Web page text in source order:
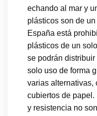
echando al mar y
plásticos son de
España está
plásticos de un
se podrán
solo uso de forma
varias alternativas,
cubiertos de
y resistencia no